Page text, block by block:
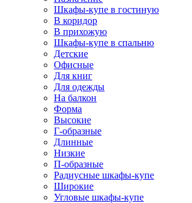
Шкафы-купе в гостиную
В коридор
В прихожую
Шкафы-купе в спальню
Детские
Офисные
Для книг
Для одежды
На балкон
Форма
Высокие
Г-образные
Длинные
Низкие
П-образные
Радиусные шкафы-купе
Широкие
Угловые шкафы-купе